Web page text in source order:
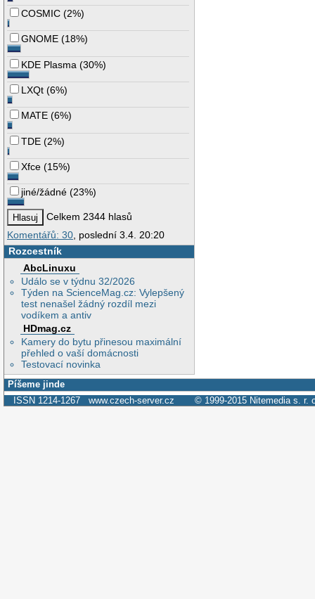
COSMIC (2%)
GNOME (18%)
KDE Plasma (30%)
LXQt (6%)
MATE (6%)
TDE (2%)
Xfce (15%)
jiné/žádné (23%)
Celkem 2344 hlasů
Komentářů: 30 , poslední 3.4. 20:20
Rozcestník
AbcLinuxu
Událo se v týdnu 32/2026
Týden na ScienceMag.cz: Vylepšený
test nenašel žádný rozdíl mezi
vodíkem a antiv
HDmag.cz
Kamery do bytu přinesou maximální
přehled o vaší domácnosti
Testovací novinka
Píšeme jinde
ISSN 1214-1267 www.czech-server.cz © 1999-2015 Nitemedia s. r.